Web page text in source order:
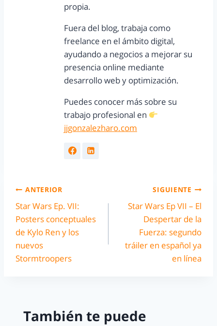
propia.
Fuera del blog, trabaja como
freelance en el ámbito digital,
ayudando a negocios a mejorar su
presencia online mediante
desarrollo web y optimización.
Puedes conocer más sobre su
trabajo profesional en
jjgonzalezharo.com
ANTERIOR
Star Wars Ep. VII:
Posters conceptuales
de Kylo Ren y los
nuevos
Stormtroopers
SIGUIENTE
Star Wars Ep VII – El
Despertar de la
Fuerza: segundo
tráiler en español ya
en línea
También te puede